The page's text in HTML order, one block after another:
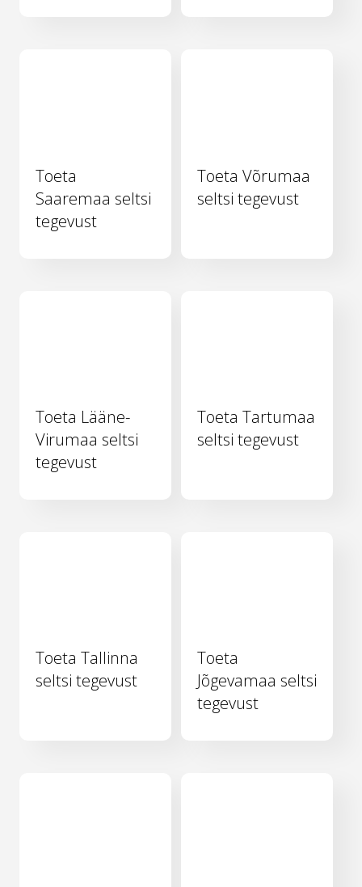
Toeta
Saaremaa seltsi
tegevust
Toeta Võrumaa
seltsi tegevust
Toeta Lääne-
Virumaa seltsi
tegevust
Toeta Tartumaa
seltsi tegevust
Toeta Tallinna
seltsi tegevust
Toeta
Jõgevamaa seltsi
tegevust